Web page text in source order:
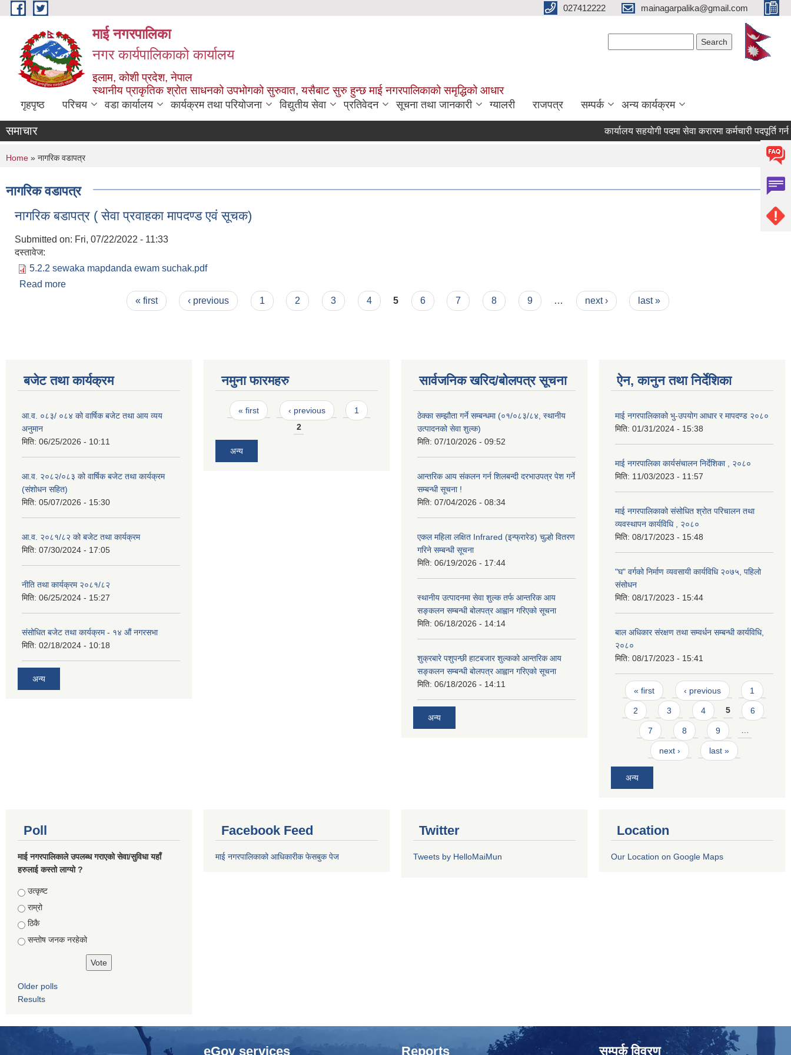
Skip to main content 027412222 mainagarpalika@gmail.com
माई नगरपालिका
नगर कार्यपालिकाको कार्यालय
इलाम, कोशी प्रदेश, नेपाल
स्थानीय प्राकृतिक श्रोत साधनको उपभोगको सुरुवात, यसैबाट सुरु हुन्छ माई नगरपालिकाको समृद्धिको आधार
गृहपृष्ठ परिचय वडा कार्यालय कार्यक्रम तथा परियोजना विद्युतीय सेवा प्रतिवेदन सूचना तथा जानकारी ग्यालरी राजपत्र सम्पर्क अन्य कार्यक्रम
समाचार कार्यालय सहयोगी पदमा सेवा करारमा कर्मचारी पदपूर्ति गर्न
You are here
Home » नागरिक वडापत्र
नागरिक वडापत्र
नागरिक बडापत्र ( सेवा प्रवाहका मापदण्ड एवं सूचक)
Submitted on: Fri, 07/22/2022 - 11:33
दस्तावेज:
5.2.2 sewaka mapdanda ewam suchak.pdf
Read more
« first ‹ previous 1 2 3 4 5 6 7 8 9 … next › last »
बजेट तथा कार्यक्रम
आ.व. ०८३/ ०८४ को वार्षिक बजेट तथा आय व्यय
अनुमान
मिति: 06/25/2026 - 10:11
आ.व. २०८२/०८३ को वार्षिक बजेट तथा कार्यक्रम
(संशोधन सहित)
मिति: 05/07/2026 - 15:30
आ.व. २०८१/८२ को बजेट तथा कार्यक्रम
मिति: 07/30/2024 - 17:05
नीति तथा कार्यक्रम २०८१/८२
मिति: 06/25/2024 - 15:27
संसोधित बजेट तथा कार्यक्रम - १४ औं नगरसभा
मिति: 02/18/2024 - 10:18
अन्य
नमुना फारमहरु
Pages
« first ‹ previous
1
2
अन्य
सार्वजनिक खरिद/बोलपत्र सूचना
ठेक्का सम्झौता गर्ने सम्बन्धमा (०१/०८३/८४, स्थानीय
उत्पादनको सेवा शुल्क)
मिति: 07/10/2026 - 09:52
आन्तरिक आय संकलन गर्न शिलबन्दी दरभाउपत्र पेश गर्ने
सम्बन्धी सूचना !
मिति: 07/04/2026 - 08:34
एकल महिला लक्षित Infrared (इन्फ्रारेड) चुल्हो वितरण
गरिने सम्बन्धी सूचना
मिति: 06/19/2026 - 17:44
स्थानीय उत्पादनमा सेवा शुल्क तर्फ आन्तरिक आय
सङ्कलन सम्बन्धी बोलपत्र आह्वान गरिएको सूचना
मिति: 06/18/2026 - 14:14
शुक्रबारे पशुपन्छी हाटबजार शुल्कको आन्तरिक आय
सङ्कलन सम्बन्धी बोलपत्र आह्वान गरिएको सूचना
मिति: 06/18/2026 - 14:11
अन्य
ऐन, कानुन तथा निर्देशिका
माई नगरपालिकाको भु-उपयोग आधार र मापदण्ड २०८०
मिति: 01/31/2024 - 15:38
माई नगरपालिका कार्यसंचालन निर्देशिका , २०८०
मिति: 11/03/2023 - 11:57
माई नगरपालिकाको संसोधित श्रोत परिचालन तथा
व्यवस्थापन कार्यविधि , २०८०
मिति: 08/17/2023 - 15:48
"घ" वर्गको निर्माण व्यवसायी कार्यविधि २०७५, पहिलो
संसोधन
मिति: 08/17/2023 - 15:44
बाल अधिकार संरक्षण तथा सम्वर्धन सम्बन्धी कार्यविधि,
२०८०
मिति: 08/17/2023 - 15:41
Pages
« first ‹ previous 1
2 3 4 5 6
7 8 9 …
next › last »
अन्य
Poll
माई नगरपालिकाले उपलब्ध गराएको सेवा/सुविधा यहाँ
हरुलाई कस्तो लाग्यो ?
Choices
उत्कृष्ट
राम्रो
ठिकै
सन्तोष जनक नरहेको
Older polls
Results
Facebook Feed
माई नगरपालिकाको आधिकारीक फेसबुक पेज
Twitter
Tweets by HelloMaiMun
Location
Our Location on Google Maps
eGov services Reports सम्पर्क विवरण